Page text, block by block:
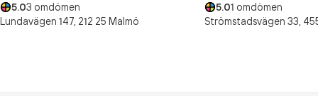
5.03 omdömen
Lundavägen 147, 212 25 Malmö
5.01 omdömen
Strömstadsvägen 33,